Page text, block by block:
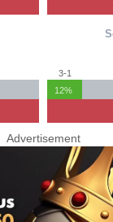
3-1
12%
Advertisement